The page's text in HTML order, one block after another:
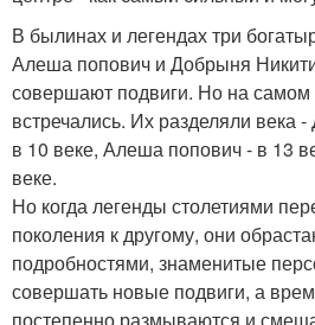
В былинах и легендах три
Алеша попович и Добрыня
совершают подвиги. Но на самом
встречались. Их разделяли века
в 10 веке, Алеша попович - в 13
веке.
Но когда легенды столетиями
поколения к другому, они
подробностями, знаменитые
совершать новые подвиги, а